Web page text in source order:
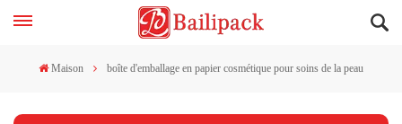
Maison boîte d'emballage en papier cosmétique pour soins de la peau